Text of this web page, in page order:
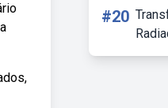
#20